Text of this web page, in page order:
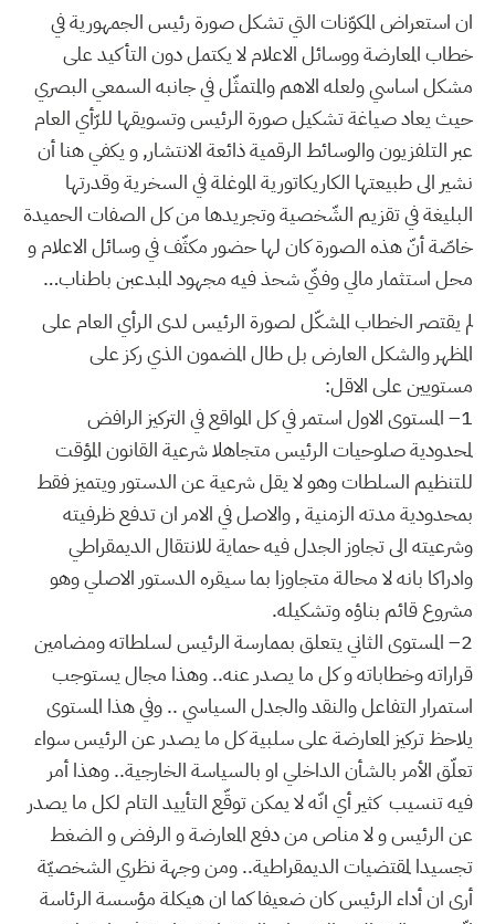
ان استعراض المكوّنات التي تشكل صورة رئيس الجمهورية في
خطاب المعارضة ووسائل الاعلام لا يكتمل دون التأكيد على
مشكل اساسي ولعله الاهم والمتمثّل في جانبه السمعي البصري
حيث يعاد صياغة تشكيل صورة الرئيس وتسويقها للرّأي العام
عبر التلفزيون والوسائط الرقمية ذائعة الانتشار, و يكفي هنا أن
نشير الى طبيعتها الكاريكاتورية الموغلة في السخرية وقدرتها
البليغة في تقزيم الشّخصية وتجريدها من كل الصفات الحميدة
خاصّة أنّ هذه الصورة كان لها حضور مكثّف في وسائل الاعلام و
محل استثمار مالي وفنّي شحذ فيه مجهود المبدعبن باطناب…
لم يقتصر الخطاب المشكّل لصورة الرئيس لدى الرأي العام على
المظهر والشكل العارض بل طال المضمون الذي ركز على
مستويين على الاقل:
1– المستوى الاول استمر في كل المواقع في التركيز الرافض
لمحدودية صلوحيات الرئيس متجاهلا شرعية القانون المؤقت
للتنظيم السلطات وهو لا يقل شرعية عن الدستور ويتميز فقط
بمحدودية مدته الزمنية , والاصل في الامر ان تدفع ظرفيته
وشرعيته الى تجاوز الجدل فيه حماية للانتقال الديمقراطي
وادراكا بانه لا محالة متجاوزا بما سيقره الدستور الاصلي وهو
مشروع قائم بناؤه وتشكيله.
2– المستوى الثاني يتعلق بممارسة الرئيس لسلطاته ومضامين
قراراته وخطاباته و كل ما يصدر عنه.. وهذا مجال يستوجب
استمرار التفاعل والنقد والجدل السياسي .. وفي هذا المستوى
يلاحظ تركيز المعارضة على سلبية كل ما يصدر عن الرئيس سواء
تعلّق الأمر بالشأن الداخلي او بالسياسة الخارجية.. وهذا أمر
فيه تنسيب كثير أي انّه لا يمكن توقّع التأييد التام لكل ما يصدر
عن الرئيس و لا مناص من دفع المعارضة و الرفض و الضغط
تجسيدا لمقتضيات الديمقراطية.. ومن وجهة نظري الشخصيّة
أرى ان أداء الرئيس كان ضعيفا كما ان هيكلة مؤسسة الرئاسة